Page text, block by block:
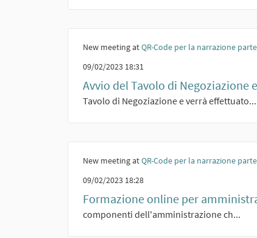
New meeting atQR-Code per la narrazione
09/02/2023 18:31
Avvio del Tavolo di
Tavolo di Negoziazione e verrà effettuato...
New meeting atQR-Code per la narrazione
09/02/2023 18:28
Formazione online per
componenti dell'amministrazione ch...